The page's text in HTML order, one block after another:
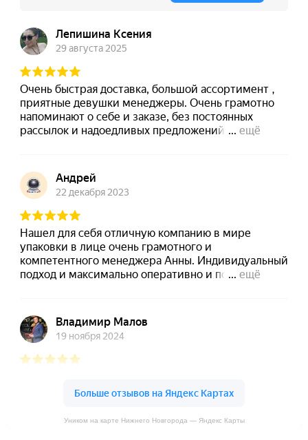
Уником на карте Нижнего Новгорода — Яндекс Карты